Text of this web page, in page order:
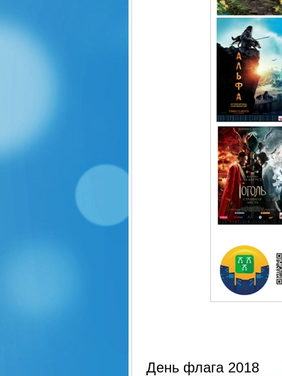
День флага 2018